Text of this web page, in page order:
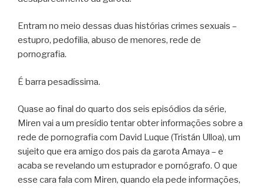
Entram no meio dessas duas histórias crimes sexuais –
estupro, pedofilia, abuso de menores, rede de
pornografia.
É barra pesadíssima.
Quase ao final do quarto dos seis episódios da série,
Miren vai a um presídio tentar obter informações sobre a
rede de pornografia com David Luque (Tristán Ulloa), um
sujeito que era amigo dos pais da garota Amaya – e
acaba se revelando um estuprador e pornógrafo. O que
esse cara fala com Miren, quando ela pede informações,